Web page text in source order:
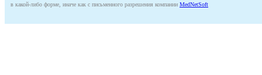
в какой-либо форме, иначе как с письменного разрешения компании MedNetSoft